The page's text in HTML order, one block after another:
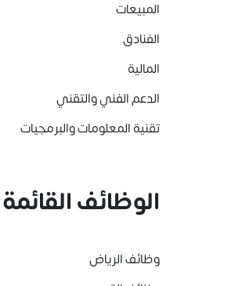
المبيعات
الفنادق
المالية
الدعم الفني والتقني
تقنية المعلومات والبرمجيات
الوظائف
وظائف الرياض